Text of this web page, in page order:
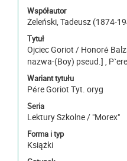
Współautor
Żeleński, Tadeusz (1874-
Tytuł
Ojciec Goriot / Honoré
nazwa-(Boy)
Wariant tytułu
Pére Goriot Tyt. oryg
Seria
Lektury Szkolne / "Morex"
Forma i typ
Książki